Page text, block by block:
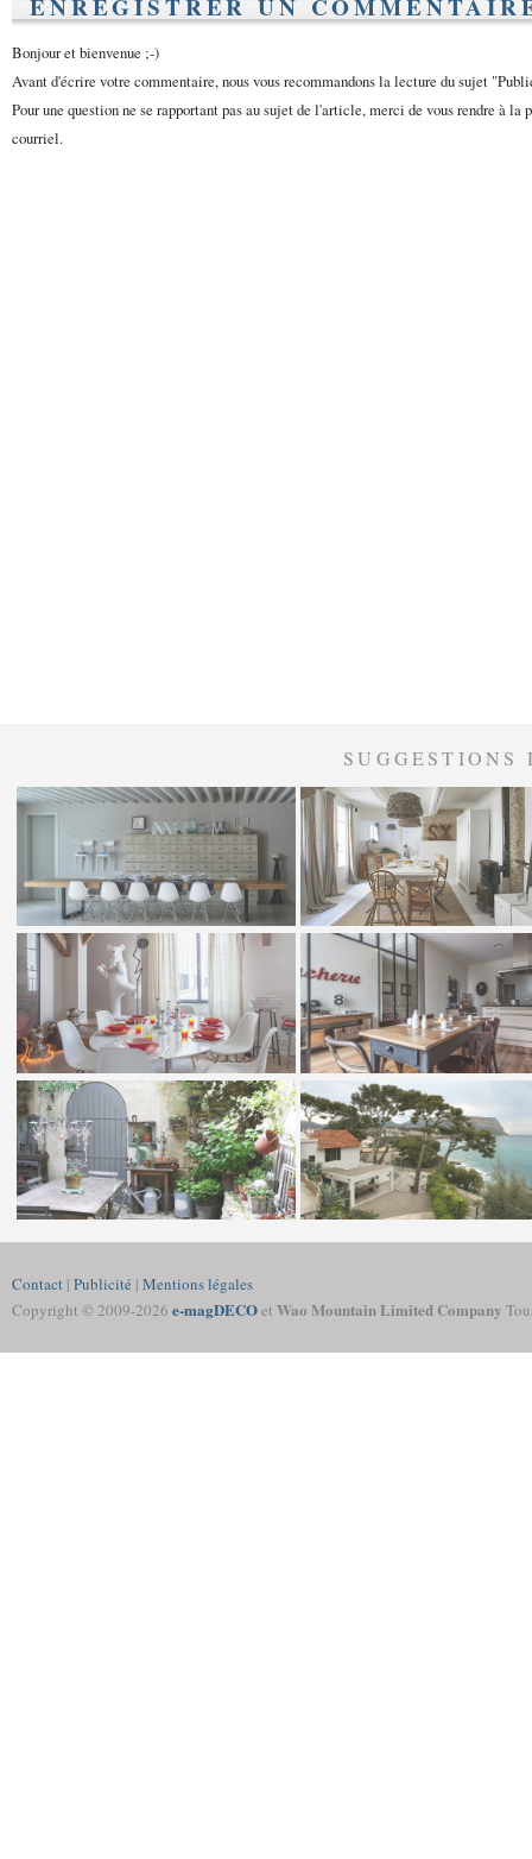
ENREGISTRER UN
Bonjour et bienvenue ;-)
Avant d'écrire votre commentaire, nous vous recommandons la lecture du sujet
Pour une question ne se rapportant pas au sujet de l'article, merci de vous rendre à la
courriel.
Contact | Publicité | Mentions légales
Copyright © 2009-2026 e-magDECOet Wao Mountain Limited Company